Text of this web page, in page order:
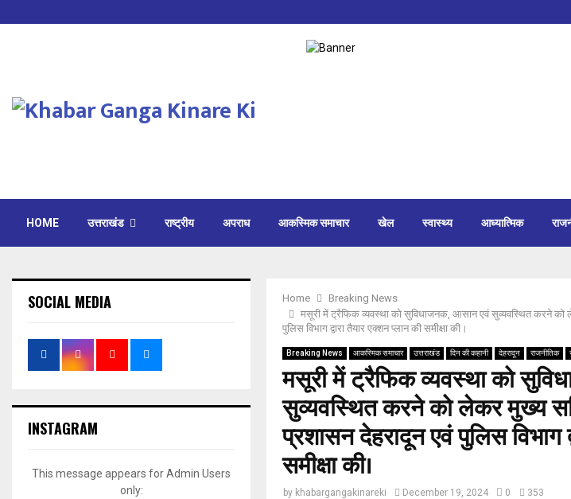
HOME उत्तराखंड राष्ट्रीय अपराध आकस्मिक समाचार खेल स्वास्थ्य आध्यात्मिक
Home
Breaking News
मसूरी में ट्रैफिक व्यवस्था को सुविधाजनक, आसान एवं सुव्यवस्थित करने को
पुलिस विभाग द्वारा तैयार एक्शन प्लान की समीक्षा की।
Breaking News आकस्मिक समाचार उत्तराखंड दिन की कहानी देहरादून राजनीतिक
मसूरी में ट्रैफिक व्यवस्था को
सुव्यवस्थित करने को लेकर मुख्य
प्रशासन देहरादून एवं पुलिस विभाग
समीक्षा की।
by khabargangakinareki December 19, 2024 0 353
SOCIAL MEDIA
INSTAGRAM
This message appears for Admin Users
only: